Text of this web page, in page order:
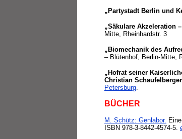
„Partystadt Berlin und
„Säkulare Akzeleration
Mitte, Rheinhardstr. 3
„Biomechanik des
– Blütenhof, Berlin-Mitte,
„Hofrat seiner
Christian
Petersburg.
BÜCHER
M. Schütz: Genlabor.
ISBN 978-3-8442-4574-5.